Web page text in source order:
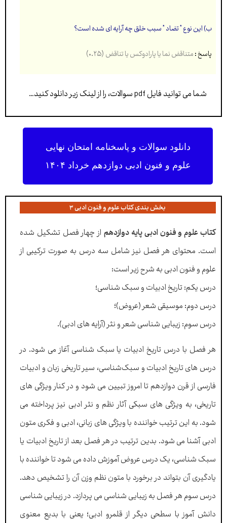
ب) این نوع ” تضاد ” سبب خلق چه آرایه ای شده است؟
پاسخ :متناقض نما یا پارادوکس یا تناقض(۰.۲۵)
شما می توانید فایل pdf سوالات، را از لینک زیر دانلود کنید…
دانلود سوالات و پاسخنامه امتحان نهایی
علوم و فنون ادبی دوازدهم خرداد ۱۴۰۴
بخش بندی کتاب علوم و فنون ادبی ۳
کتاب علوم و فنون ادبی پایه دوازدهماز چهار فصل تشکیل شده
است. محتوای هر فصل نیز شامل سه درس به صورت ترکیبی از
علوم و فنون ادبی به شرح زیر است:
درس یکم:تاریخ ادبیات و سبک شناسی؛
درس دوم:موسیقی شعر (عروض)؛
درس سوم:زیبایی شناسی شعر و نثر (آرایه های ادبی).
هر فصل با درس تاریخ ادبیات یا سبک شناسی آغاز می شود. در
درس های تاریخ ادبیات و سبک‌شناسی، سیر تاریخی زبان و ادبیات
فارسی از قرن دوازدهم تا امروز تبیین می شود و در کنار ویژگی های
تاریخی، به ویژگی های سبکی آثار نظم و نثر ادبی نیز پرداخته می
شود. به این ترتیب خواننده با ویژگی های زبانی، ادبی و فکری متون
ادبی آشنا می شود. بدین ترتیب در هر فصل بعد از تاریخ ادبیات یا
سبک شناسی، یک درس عروض آموزش داده می شود تا خواننده با
یادگیری آن بتواند در برخورد با متون نظم وزن آن را تشخیص دهد.
درس سوم هر فصل به زیبایی شناسی می پردازد. در زیبایی شناسی
دانش آموز با سطحی دیگر از قلمرو ادبی؛ یعنی با بدیع معنوی